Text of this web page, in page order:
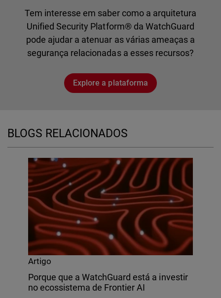
Tem interesse em saber como a arquitetura
Unified Security Platform® da WatchGuard
pode ajudar a atenuar as várias ameaças a
segurança relacionadas a esses recursos?
Explore a plataforma
BLOGS RELACIONADOS
Artigo
Porque que a WatchGuard está a investir
no ecossistema de Frontier AI